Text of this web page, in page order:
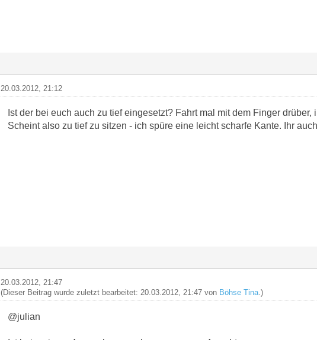
20.03.2012, 21:12
Ist der bei euch auch zu tief eingesetzt? Fahrt mal mit dem Finger
Scheint also zu tief zu sitzen - ich spüre eine leicht scharfe Kante. Ihr
20.03.2012, 21:47
(Dieser Beitrag wurde zuletzt bearbeitet: 20.03.2012, 21:47 von Böhse Tina.)
@julian